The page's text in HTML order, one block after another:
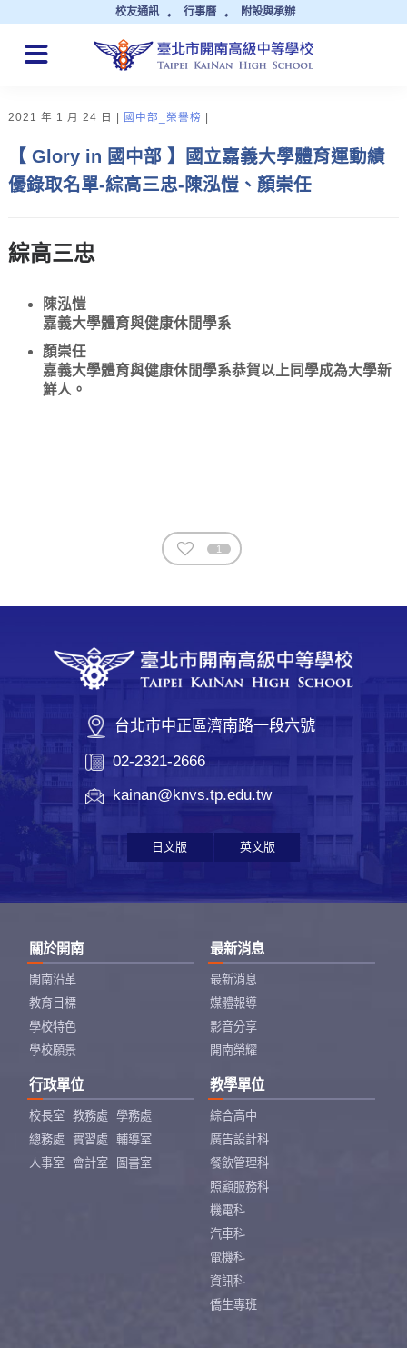
校友通訊 行事曆 附設與承辦
QUICK LINKS
2021 年 1 月 24 日 國中部_榮譽榜
【 Glory in 國中部 】國立嘉義大學體育運動績
優錄取名單-綜高三忠-陳泓愷、顏崇任
綜高三忠
陳泓愷
嘉義大學體育與健康休閒學系
顏崇任
嘉義大學體育與健康休閒學系恭賀以上同學成為大學新
鮮人。
1
台北市中正區濟南路一段六號
02-2321-2666
kainan@knvs.tp.edu.tw
日文版 英文版
關於開南
開南沿革
教育目標
學校特色
學校願景
最新消息
最新消息
媒體報導
影音分享
開南榮耀
行政單位
校長室 教務處
學務處
總務處
實習處
輔導室
人事室
會計室 圖書室
教學單位
綜合高中
廣告設計科
餐飲管理科
照顧服務科
機電科
汽車科
電機科
資訊科
僑生專班